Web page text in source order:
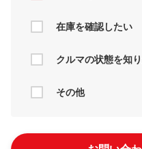
在庫を確認したい
クルマの状態を知
その他